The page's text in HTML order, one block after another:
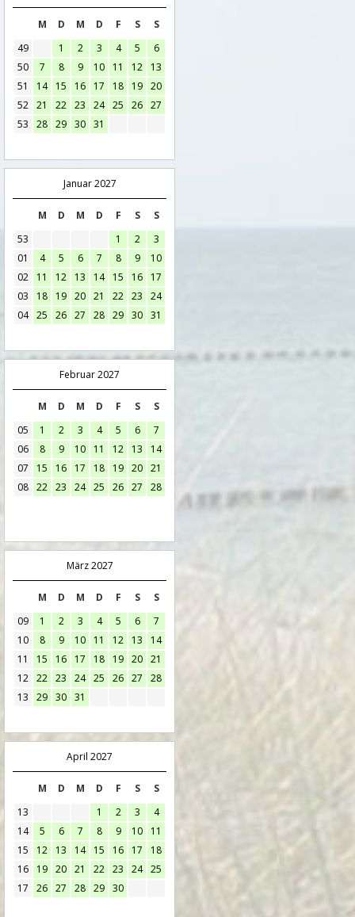
M D M D F S
S
49
1 2 3 4 5
6
50
7 8 9 10 11 12
13
51
14 15 16 17 18 19 20
52 21 22 23 24 25 26 27
53
28 29 30 31
Januar 2027
M D M D F S
S
53
1 2
3
01
4 5 6 7 8 9
10
02
11 12 13 14 15 16
17
03
18 19 20 21 22 23
24
04 25 26 27 28 29 30 31
Februar 2027
M D M D F S
S
05
1 2 3 4 5 6
7
06
8 9 10 11 12 13
14
07
15 16 17 18 19 20 21
08 22 23 24 25 26 27 28
März 2027
M D M D F S
S
09
1 2 3 4 5 6
7
10
8 9 10 11 12 13
14
11
15 16 17 18 19 20 21
12 22 23 24 25 26 27
28
13
29 30 31
April 2027
M D M D F S
S
13
1 2 3
4
14
5 6 7 8 9 10
11
15
12 13 14 15 16 17
18
16
19 20 21 22 23 24 25
17
26 27 28 29 30